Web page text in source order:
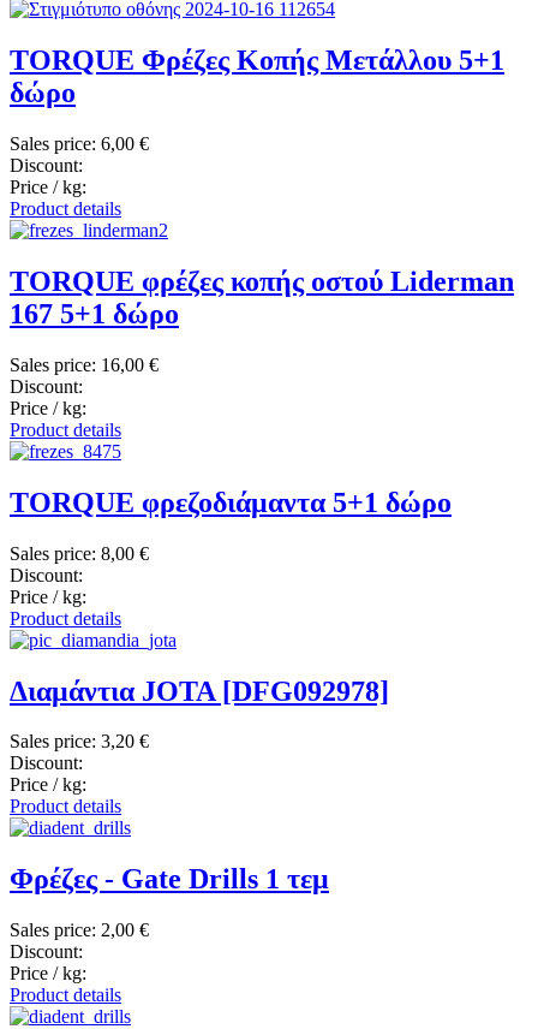
TORQUE Φρέζες Κοπής Μετάλλου 5+1
δώρο
Sales price: 6,00 €
Discount:
Price / kg:
Product details
TORQUE φρέζες κοπής οστού Liderman
167 5+1 δώρο
Sales price: 16,00 €
Discount:
Price / kg:
Product details
TORQUE φρεζοδιάμαντα 5+1 δώρο
Sales price: 8,00 €
Discount:
Price / kg:
Product details
Διαμάντια JOTA [DFG092978]
Sales price: 3,20 €
Discount:
Price / kg:
Product details
Φρέζες - Gate Drills 1 τεμ
Sales price: 2,00 €
Discount:
Price / kg:
Product details